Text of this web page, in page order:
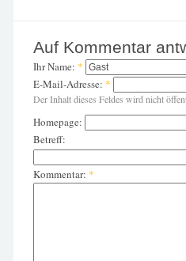
Auf Kommentar
Ihr Name: *
E-Mail-Adresse: *
Der Inhalt dieses Feldes wird nicht
Homepage:
Betreff:
Kommentar: *